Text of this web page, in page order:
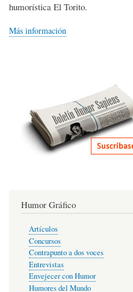
humorística El Torito.
Más información
Humor Gráfico
Artículos
Concursos
Contrapunto a dos voces
Entrevistas
Envejecer con Humor
Humores del Mundo